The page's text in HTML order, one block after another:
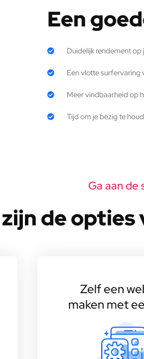
Een
Duidelijk rendement op
Een vlotte surfervaring
Meer vindbaarheid op
Tijd om je bezig te
Ga aan de
de
Zelf een
maken met